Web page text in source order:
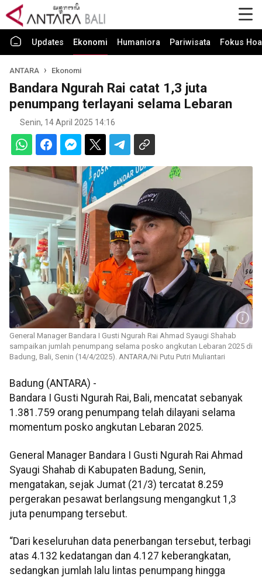
Updates Ekonomi Humaniora Pariwisata Fokus
ANTARA Ekonomi
Bandara Ngurah Rai catat 1,3 juta
penumpang terlayani selama Lebaran
Senin, 14 April 2025 14:16
General Manager Bandara I Gusti Ngurah Rai Ahmad Syaugi Shahab
sampaikan jumlah penumpang selama posko angkutan Lebaran 2025 di
Badung, Bali, Senin (14/4/2025). ANTARA/Ni Putu Putri Muliantari
Badung (ANTARA) -
Bandara I Gusti Ngurah Rai, Bali, mencatat sebanyak
1.381.759 orang penumpang telah dilayani selama
momentum posko angkutan Lebaran 2025.
General Manager Bandara I Gusti Ngurah Rai Ahmad
Syaugi Shahab di Kabupaten Badung, Senin,
mengatakan, sejak Jumat (21/3) tercatat 8.259
pergerakan pesawat berlangsung mengangkut 1,3
juta penumpang tersebut.
“Dari keseluruhan data penerbangan tersebut, terbagi
atas 4.132 kedatangan dan 4.127 keberangkatan,
sedangkan jumlah lalu lintas penumpang hingga